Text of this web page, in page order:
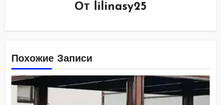
От lilinasy25
Похожие Записи